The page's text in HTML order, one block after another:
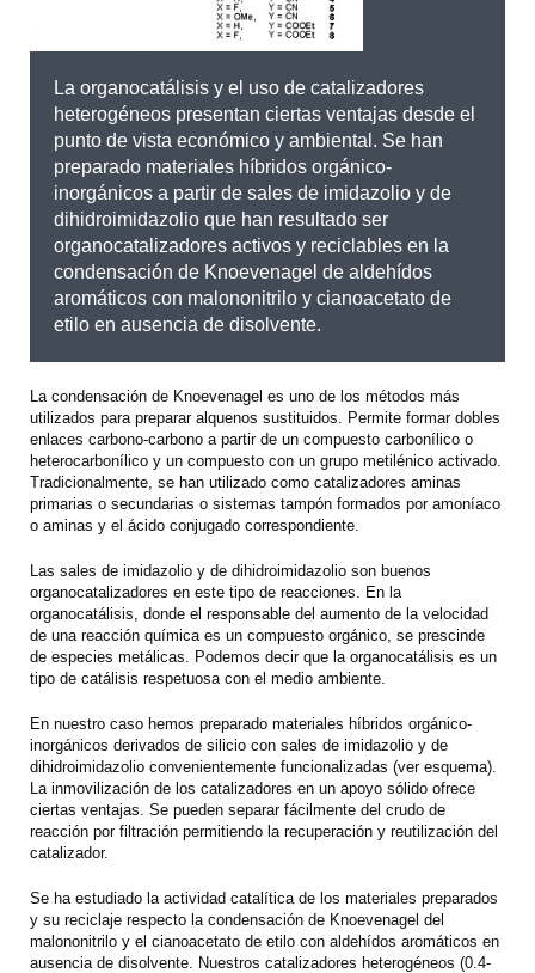
La organocatálisis y el uso de catalizadores
heterogéneos presentan ciertas ventajas desde el
punto de vista económico y ambiental. Se han
preparado materiales híbridos orgánico-
inorgánicos a partir de sales de imidazolio y de
dihidroimidazolio que han resultado ser
organocatalizadores activos y reciclables en la
condensación de Knoevenagel de aldehídos
aromáticos con malononitrilo y cianoacetato de
etilo en ausencia de disolvente.
La condensación de Knoevenagel es uno de los métodos más
utilizados para preparar alquenos sustituidos. Permite formar dobles
enlaces carbono-carbono a partir de un compuesto carbonílico o
heterocarbonílico y un compuesto con un grupo metilénico activado.
Tradicionalmente, se han utilizado como catalizadores aminas
primarias o secundarias o sistemas tampón formados por amoníaco
o aminas y el ácido conjugado correspondiente.
Las sales de imidazolio y de dihidroimidazolio son buenos
organocatalizadores en este tipo de reacciones. En la
organocatálisis, donde el responsable del aumento de la velocidad
de una reacción química es un compuesto orgánico, se prescinde
de especies metálicas. Podemos decir que la organocatálisis es un
tipo de catálisis respetuosa con el medio ambiente.
En nuestro caso hemos preparado materiales híbridos orgánico-
inorgánicos derivados de silicio con sales de imidazolio y de
dihidroimidazolio convenientemente funcionalizadas (ver esquema).
La inmovilización de los catalizadores en un apoyo sólido ofrece
ciertas ventajas. Se pueden separar fácilmente del crudo de
reacción por filtración permitiendo la recuperación y reutilización del
catalizador.
Se ha estudiado la actividad catalítica de los materiales preparados
y su reciclaje respecto la condensación de Knoevenagel del
malononitrilo y el cianoacetato de etilo con aldehídos aromáticos en
ausencia de disolvente. Nuestros catalizadores heterogéneos (0.4-